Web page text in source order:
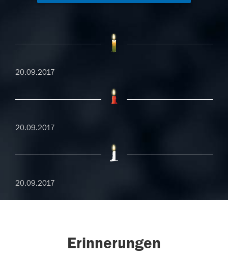
20.09.2017
20.09.2017
20.09.2017
Erinnerungen